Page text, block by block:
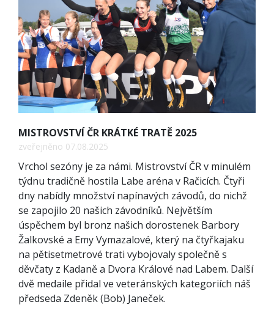
MISTROVSTVÍ ČR KRÁTKÉ TRATĚ 2025
zveřejněno 07.08.2025
Vrchol sezóny je za námi. Mistrovství ČR v minulém
týdnu tradičně hostila Labe aréna v Račicích. Čtyři
dny nabídly množství napínavých závodů, do nichž
se zapojilo 20 našich závodníků. Největším
úspěchem byl bronz našich dorostenek Barbory
Žalkovské a Emy Vymazalové, který na čtyřkajaku
na pětisetmetrové trati vybojovaly společně s
děvčaty z Kadaně a Dvora Králové nad Labem. Další
dvě medaile přidal ve veteránských kategoriích náš
předseda Zdeněk (Bob) Janeček.